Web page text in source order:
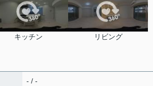
キッチン リビング
- / -